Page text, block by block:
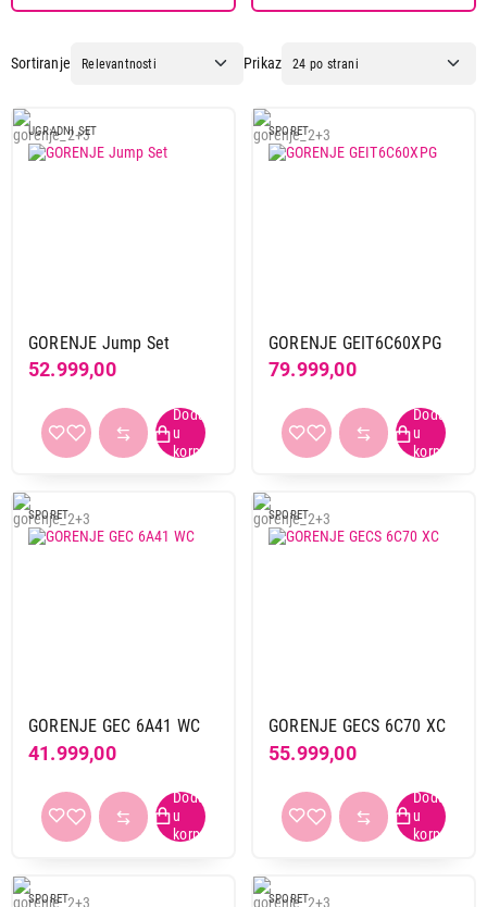
Sortiranje Prikaz
UGRADNI SET
GORENJE Jump Set
52.999,00
SPORET
GORENJE GEIT6C60XPG
79.999,00
SPORET
GORENJE GEC 6A41 WC
41.999,00
SPORET
GORENJE GECS 6C70 XC
55.999,00
SPORET SPORET